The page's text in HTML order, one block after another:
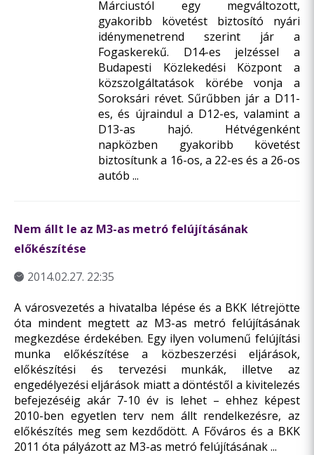
Márciustól egy megváltozott,
gyakoribb követést biztosító nyári
idénymenetrend szerint jár a
Fogaskerekű. D14-es jelzéssel a
Budapesti Közlekedési Központ a
közszolgáltatások körébe vonja a
Soroksári révet. Sűrűbben jár a D11-
es, és újraindul a D12-es, valamint a
D13-as hajó. Hétvégenként
napközben gyakoribb követést
biztosítunk a 16-os, a 22-es és a 26-os
autób ...
Nem állt le az M3-as metró felújításának
előkészítése
2014.02.27. 22:35
A városvezetés a hivatalba lépése és a BKK létrejötte
óta mindent megtett az M3-as metró felújításának
megkezdése érdekében. Egy ilyen volumenű felújítási
munka előkészítése a közbeszerzési eljárások,
előkészítési és tervezési munkák, illetve az
engedélyezési eljárások miatt a döntéstől a kivitelezés
befejezéséig akár 7-10 év is lehet – ehhez képest
2010-ben egyetlen terv nem állt rendelkezésre, az
előkészítés meg sem kezdődött. A Főváros és a BKK
2011 óta pályázott az M3-as metró felújításának ...